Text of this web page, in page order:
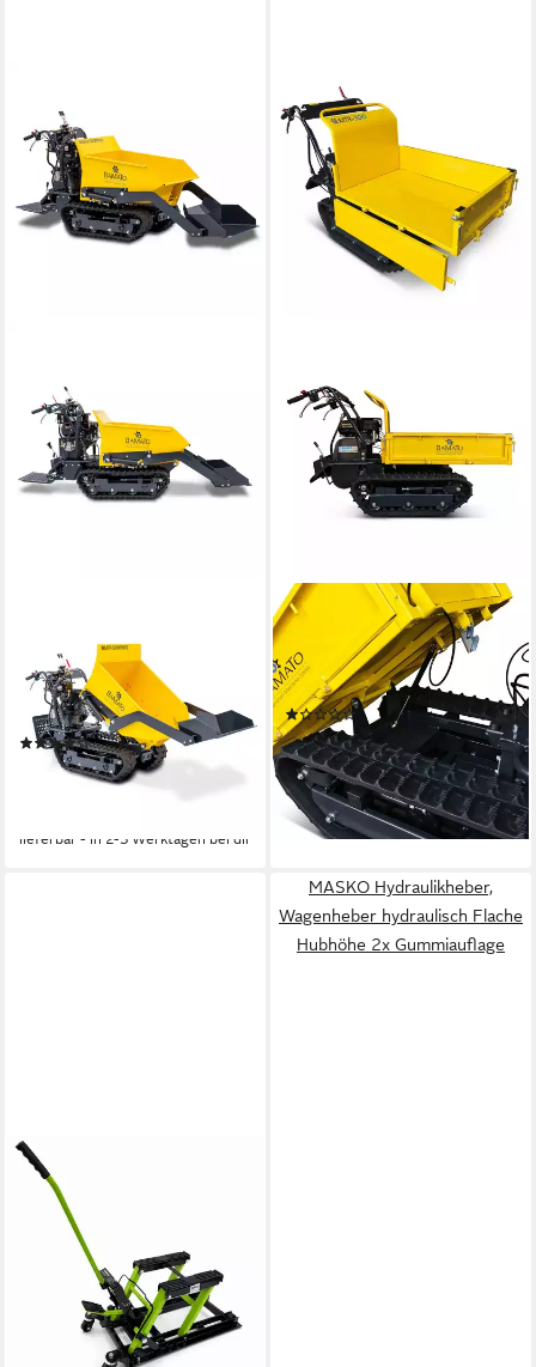
500PROS, 215 l, 1-tlg.,
Minidumper, Raupendumper,
Dumper
(1)
3.799,00 € UVP3.999,00 €
mtl. in 48 Raten
lieferbar - in 2-3 Werktagen bei dir
BAMATO
Motorschubkarre MTR-300,
125 l, 1-tlg., Minidumper,
Raupendumper, Dumper
(1)
1.499,00 €
2.099,00 €
43,52 € mtl. in 48 Raten
-29%
lieferbar - in 2-3 Werktagen bei dir
MASKO Hydraulikheber,
Wagenheber hydraulisch Flache
Hubhöhe 2x Gummiauflage